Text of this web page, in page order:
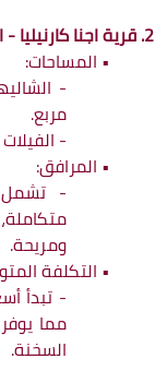
2. قرية اجنا كارنيليا - ارخص قرى في العين السخنه
• المساحات:
مربع.
- الفيلات
• المرافق:
-
ومريحة.
• التكلفة
-
مما
السخنة.